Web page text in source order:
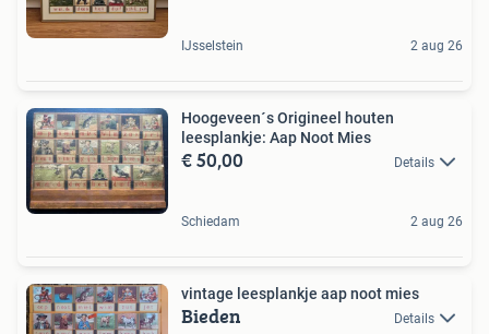
IJsselstein 2 aug 26
Hoogeveen´s Origineel houten
leesplankje: Aap Noot Mies
€ 50,00 Details
Schiedam 2 aug 26
vintage leesplankje aap noot mies
Bieden Details